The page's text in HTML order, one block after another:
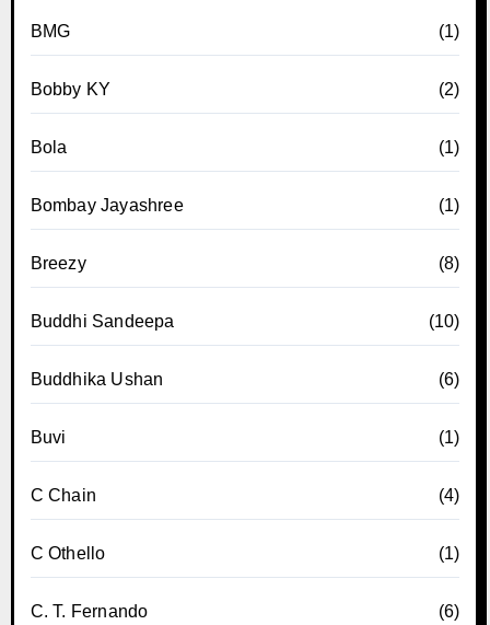
BMG (1)
Bobby KY (2)
Bola (1)
Bombay Jayashree (1)
Breezy (8)
Buddhi Sandeepa (10)
Buddhika Ushan (6)
Buvi (1)
C Chain (4)
C Othello (1)
C. T. Fernando (6)